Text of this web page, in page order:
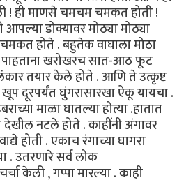
! ही माणसे चमचम चमकत होती !
डोक्यावर मोठ्या मोठ्या
होते . बहुतेक वाघाला मोठा
पाहताना खरोखरच सात-आठ फूट
तयार केले होते . आणि ते उत्कृष्ट
दूरपर्यंत घुंगरासारखा ऐकू यायचा .
माळा घातल्या होत्या .हातात
देखील नटले होते . काहींनी अंगावर
होती . एकाच रंगाच्या घागरा
. उतरणारे सर्व लोक
केली , गप्पा मारल्या . काही